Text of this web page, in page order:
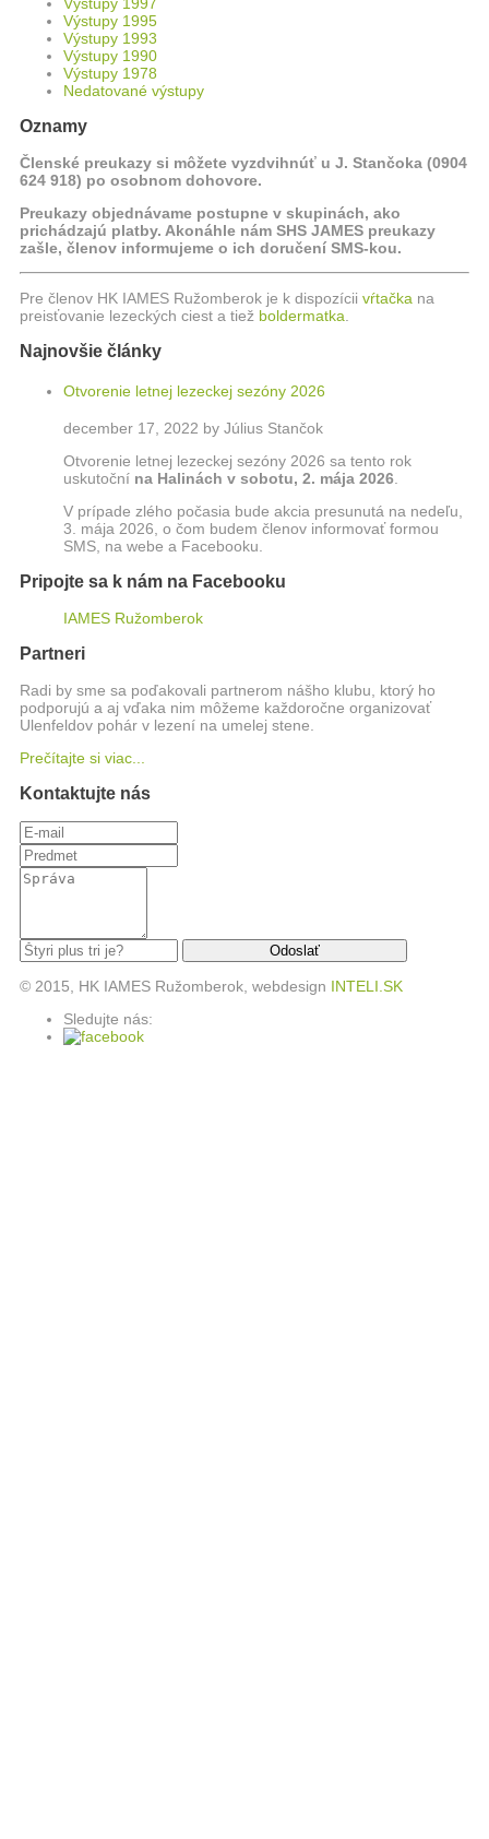
Výstupy 1995
Výstupy 1993
Výstupy 1990
Výstupy 1978
Nedatované výstupy
Oznamy
Členské preukazy si môžete vyzdvihnúť u J. Stančoka (0904
624 918) po osobnom dohovore.
Preukazy objednávame postupne v skupinách, ako
prichádzajú platby. Akonáhle nám SHS JAMES preukazy
zašle, členov informujeme o ich doručení SMS-kou.
Pre členov HK IAMES Ružomberok je k dispozícii vŕtačka na
preisťovanie lezeckých ciest a tiež boldermatka
Najnovšie články
Otvorenie letnej lezeckej sezóny 2026
december 17, 2022 by Július Stančok
Otvorenie letnej lezeckej sezóny 2026 sa tento rok
uskutoční na Halinách v sobotu, 2. mája 2026.
V prípade zlého počasia bude akcia presunutá na nedeľu,
3. mája 2026, o čom budem členov informovať formou
SMS, na webe a Facebooku.
Pripojte sa k nám na Facebooku
IAMES Ružomberok
Partneri
Radi by sme sa poďakovali partnerom nášho klubu, ktorý ho
podporujú a aj vďaka nim môžeme každoročne organizovať
Ulenfeldov pohár v lezení na umelej stene.
Prečítajte si viac...
Kontaktujte nás
© 2015, HK IAMES Ružomberok, webdesign INTELI.SK
Sledujte nás: